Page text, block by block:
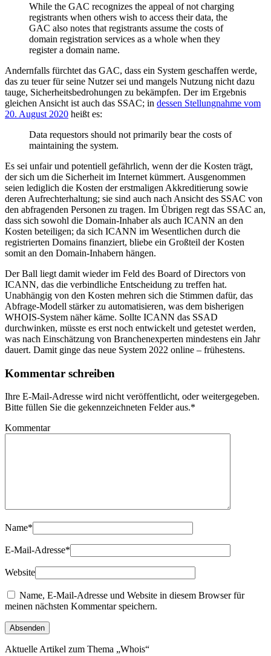
While the GAC recognizes the appeal of not charging
registrants when others wish to access their data, the
GAC also notes that registrants assume the costs of
domain registration services as a whole when they
register a domain name.
Andernfalls fürchtet das GAC, dass ein System geschaffen werde,
das zu teuer für seine Nutzer sei und mangels Nutzung nicht dazu
tauge, Sicherheitsbedrohungen zu bekämpfen. Der im Ergebnis
gleichen Ansicht ist auch das SSAC; in dessen Stellungnahme vom
20. August 2020 heißt es:
Data requestors should not primarily bear the costs of
maintaining the system.
Es sei unfair und potentiell gefährlich, wenn der die Kosten trägt,
der sich um die Sicherheit im Internet kümmert. Ausgenommen
seien lediglich die Kosten der erstmaligen Akkreditierung sowie
deren Aufrechterhaltung; sie sind auch nach Ansicht des SSAC von
den abfragenden Personen zu tragen. Im Übrigen regt das SSAC an,
dass sich sowohl die Domain-Inhaber als auch ICANN an den
Kosten beteiligen; da sich ICANN im Wesentlichen durch die
registrierten Domains finanziert, bliebe ein Großteil der Kosten
somit an den Domain-Inhabern hängen.
Der Ball liegt damit wieder im Feld des Board of Directors von
ICANN, das die verbindliche Entscheidung zu treffen hat.
Unabhängig von den Kosten mehren sich die Stimmen dafür, das
Abfrage-Modell stärker zu automatisieren, was dem bisherigen
WHOIS-System näher käme. Sollte ICANN das SSAD
durchwinken, müsste es erst noch entwickelt und getestet werden,
was nach Einschätzung von Branchenexperten mindestens ein Jahr
dauert. Damit ginge das neue System 2022 online – frühestens.
Kommentar schreiben
Ihre E-Mail-Adresse wird nicht veröffentlicht, oder weitergegeben.
Bitte füllen Sie die gekennzeichneten Felder aus.*
Kommentar
Name*
E-Mail-Adresse*
Website
Name, E-Mail-Adresse und Website in diesem Browser für
meinen nächsten Kommentar speichern.
Aktuelle Artikel zum Thema „Whois“